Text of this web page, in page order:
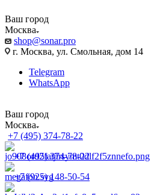
Ваш город
Москва
shop@sonar.pro
г. Москва, ул. Смольная, дом 14
Telegram
WhatsApp
Ваш город
Москва
+7 (495) 374-78-22
+7 (495) 374-78-22
+7 (925) 148-50-54